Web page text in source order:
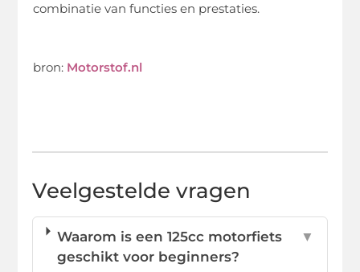
combinatie van functies en prestaties.
bron: Motorstof.nl
Veelgestelde vragen
Waarom is een 125cc motorfiets
geschikt voor beginners?
▼